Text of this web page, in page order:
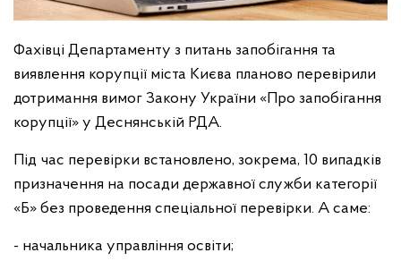
Фахівці Департаменту з питань запобігання та
виявлення корупції міста Києва планово перевірили
дотримання вимог Закону України «Про запобігання
корупції» у Деснянській РДА.
Під час перевірки встановлено, зокрема, 10 випадків
призначення на посади державної служби категорії
«Б» без проведення спеціальної перевірки. А саме:
- начальника управління освіти;